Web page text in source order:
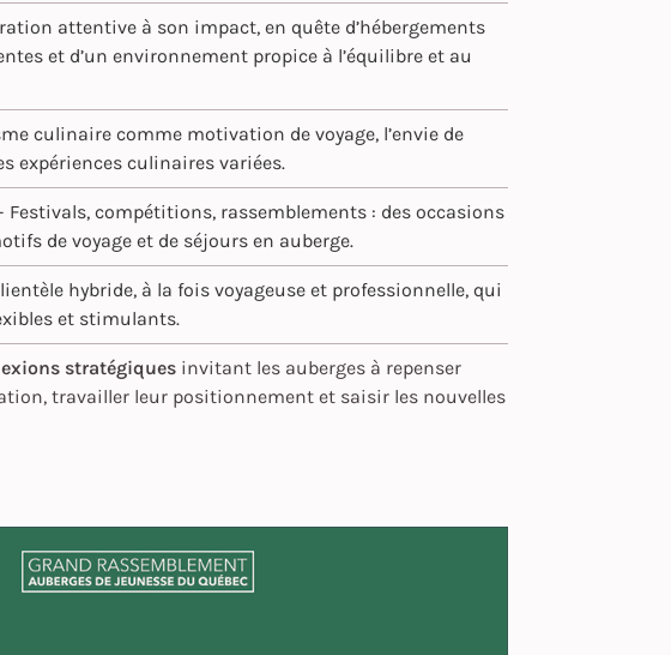
attentive à son impact, en quête d’hébergements
et d’un environnement propice à l’équilibre et au
culinaire comme motivation de voyage, l’envie de
expériences culinaires variées.
Festivals, compétitions, rassemblements : des occasions
de voyage et de séjours en auberge.
hybride, à la fois voyageuse et professionnelle, qui
et stimulants.
stratégiques invitant les auberges à repenser
travailler leur positionnement et saisir les nouvelles